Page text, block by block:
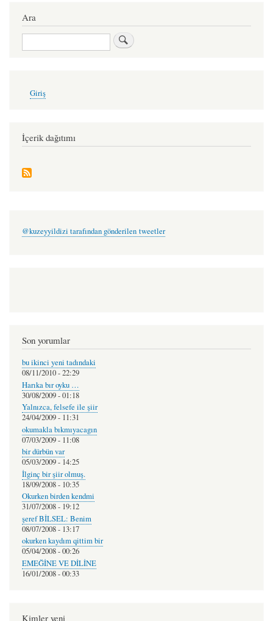
Ara
Ara
account
Giriş
İçerik dağıtımı
@kuzeyyildizi tarafından gönderilen tweetler
Son yorumlar
bu ikinci yeni tadındaki
08/11/2010 - 22:29
Harıka bır oyku …
30/08/2009 - 01:18
Yalnızca, felsefe ile şiir
24/04/2009 - 11:31
okumakla bıkmıyacagın
07/03/2009 - 11:08
bir dürbün var
05/03/2009 - 14:25
İlginç bir şiir olmuş.
18/09/2008 - 10:35
Okurken birden kendmi
31/07/2008 - 19:12
şeref BİLSEL: Benim
08/07/2008 - 13:17
okurken kaydım qittim bir
05/04/2008 - 00:26
EMEĞİNE VE DİLİNE
16/01/2008 - 00:33
Kimler yeni